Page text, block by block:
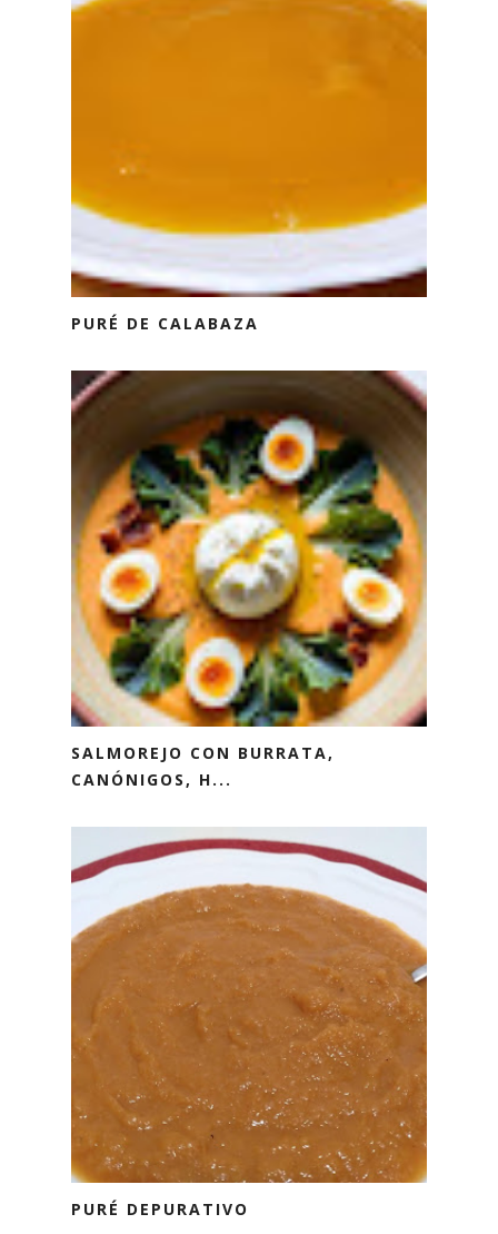
PURÉ DE CALABAZA
SALMOREJO CON BURRATA,
CANÓNIGOS, H...
PURÉ DEPURATIVO